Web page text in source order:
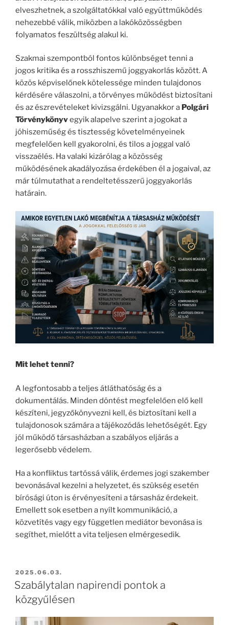
elveszhetnek, a szolgáltatókkal való együttműködés
nehezebbé válik, miközben a lakóközösségben
folyamatos feszültség alakul ki.
Szakmai szempontból fontos különbséget tenni a
jogos kritika és a rosszhiszemű joggyakorlás között. A
közös képviselőnek kötelessége minden tulajdonos
kérdésére válaszolni, a törvényes működést biztosítani
és az észrevételeket kivizsgálni. Ugyanakkor a Polgári
Törvénykönyvegyik alapelve szerint a jogokat a
jóhiszeműség és tisztesség követelményeinek
megfelelően kell gyakorolni, és tilos a joggal való
visszaélés. Ha valaki kizárólag a közösség
működésének akadályozása érdekében él a jogaival, az
már túlmutathat a rendeltetésszerű joggyakorlás
határain.
Mit lehet tenni?
A legfontosabb a teljes átláthatóság és a
dokumentálás. Minden döntést megfelelően elő kell
készíteni, jegyzőkönyvezni kell, és biztosítani kell a
tulajdonosok számára a tájékozódás lehetőségét. Egy
jól működő társasházban a szabályos eljárás a
legerősebb védelem.
Ha a konfliktus tartóssá válik, érdemes jogi szakember
bevonásával kezelni a helyzetet, és szükség esetén
bírósági úton is érvényesíteni a társasház érdekeit.
Emellett sok esetben a nyílt kommunikáció, a
közvetítés vagy egy független mediátor bevonása is
segíthet, mielőtt a vita teljesen elmérgesedik.
2025.06.03.
Szabálytalan napirendi pontok a
közgyűlésen